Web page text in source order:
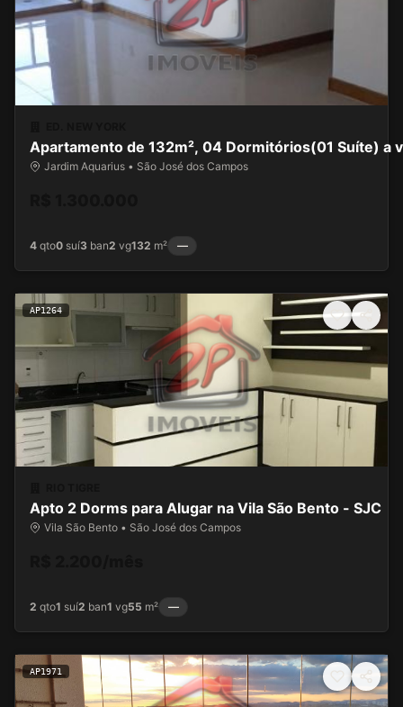
Jardim Aquarius • São José dos Campos
4 qto0 suí3 ban2 vg132 m² —
AP1264
Apto 2 Dorms para Alugar na Vila São Bento - SJC
Vila São Bento • São José dos Campos
2 qto1 suí2 ban1 vg55 m² —
AP1971